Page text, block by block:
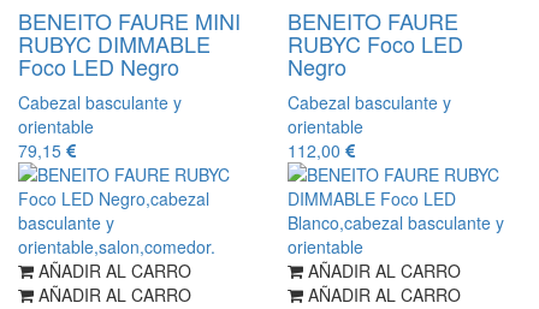
BENEITO FAURE MINI
RUBYC DIMMABLE
Foco LED Negro
Cabezal basculante y
orientable
79,15
BENEITO FAURE
RUBYC Foco LED
Negro
Cabezal basculante y
orientable
112,00
AÑADIR AL CARRO
AÑADIR AL CARRO
AÑADIR AL CARRO
AÑADIR AL CARRO